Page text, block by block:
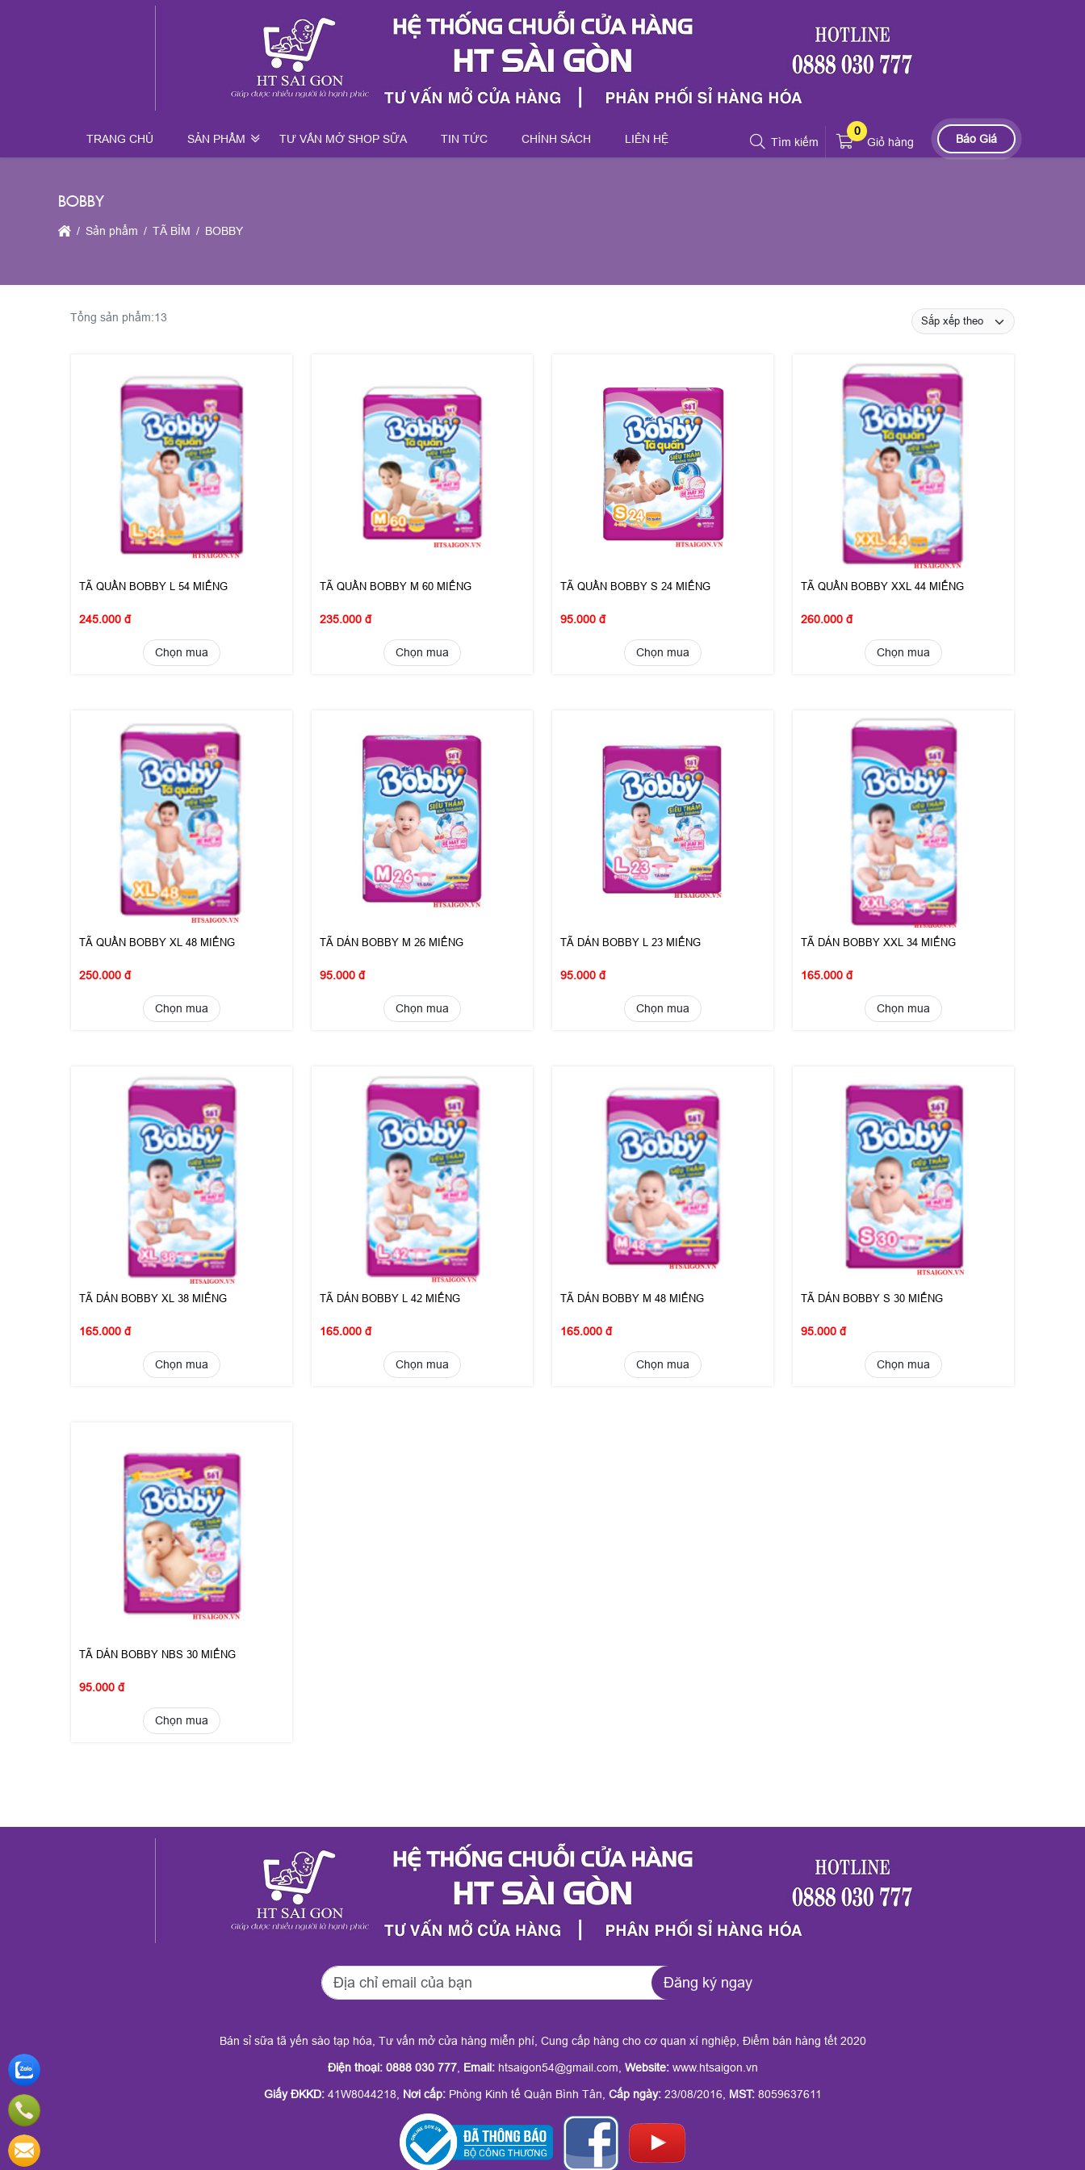
TRANG CHỦ SẢN PHẨM TƯ VẤN MỞ SHOP SỮA TIN TỨC CHÍNH SÁCH LIÊN HỆ Tìm kiếm
0
Giỏ hàng
Báo Giá
BOBBY
Sản phẩm TÃ BỈM BOBBY
Tổng sản phẩm:13
TÃ QUẦN BOBBY L 54 MIẾNG
245.000 đ
Chọn mua
TÃ QUẦN BOBBY M 60 MIẾNG
235.000 đ
Chọn mua
TÃ QUẦN BOBBY S 24 MIẾNG
95.000 đ
Chọn mua
TÃ QUẦN BOBBY XXL 44 MIẾNG
260.000 đ
Chọn mua
TÃ QUẦN BOBBY XL 48 MIẾNG
250.000 đ
Chọn mua
TÃ DÁN BOBBY M 26 MIẾNG
95.000 đ
Chọn mua
TÃ DÁN BOBBY L 23 MIẾNG
95.000 đ
Chọn mua
TÃ DÁN BOBBY XXL 34 MIẾNG
165.000 đ
Chọn mua
TÃ DÁN BOBBY XL 38 MIẾNG
165.000 đ
Chọn mua
TÃ DÁN BOBBY L 42 MIẾNG
165.000 đ
Chọn mua
TÃ DÁN BOBBY M 48 MIẾNG
165.000 đ
Chọn mua
TÃ DÁN BOBBY S 30 MIẾNG
95.000 đ
Chọn mua
TÃ DÁN BOBBY NBS 30 MIẾNG
95.000 đ
Chọn mua
Đăng ký ngay
Bán sỉ sữa tã yến sào tạp hóa, Tư vấn mở cửa hàng miễn phí, Cung cấp hàng cho cơ quan xí nghiệp, Điểm bán hàng tết 2020
Điện thoại: 0888 030 777, Email:htsaigon54@gmail.com, Website:www.htsaigon.vn
Giấy ĐKKD:41W8044218, Nơi cấp:Phòng Kinh tế Quận Bình Tân, Cấp ngày:23/08/2016, MST:8059637611